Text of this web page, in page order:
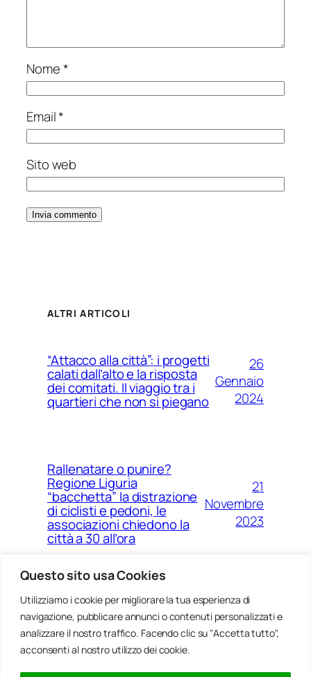
Questo sito usa Cookies
Utilizziamo i cookie per migliorare la tua esperienza di
navigazione, pubblicare annunci o contenuti personalizzati e
analizzare il nostro traffico. Facendo clic su "Accetta tutto",
acconsenti al nostro utilizzo dei cookie.
Nome*
Email*
Sito web
ALTRI ARTICOLI
“Attacco alla città”: i progetti
calati dall’alto e la risposta
dei comitati. Il viaggio tra i
quartieri che non si piegano
26
Gennaio
2024
Rallenatare o punire?
Regione Liguria
“bacchetta” la distrazione
di ciclisti e pedoni, le
associazioni chiedono la
città a 30 all’ora
21
Novembre
2023
Ponte Morandi e quell’anno
zero che non è mai arrivato a
Genova
Agosto
2023